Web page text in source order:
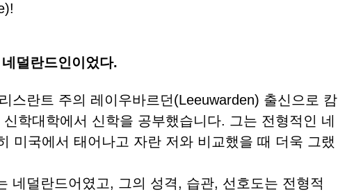
덜란드인이었다.
스란트 주의 레이우바르던(Leeuwarden) 출신으로 캄
학대학에서 신학을 공부했습니다. 그는 전형적인 네
미국에서 태어나고 자란 저와 비교했을 때 더욱 그랬
네덜란드어였고, 그의 성격, 습관, 선호도는 전형적